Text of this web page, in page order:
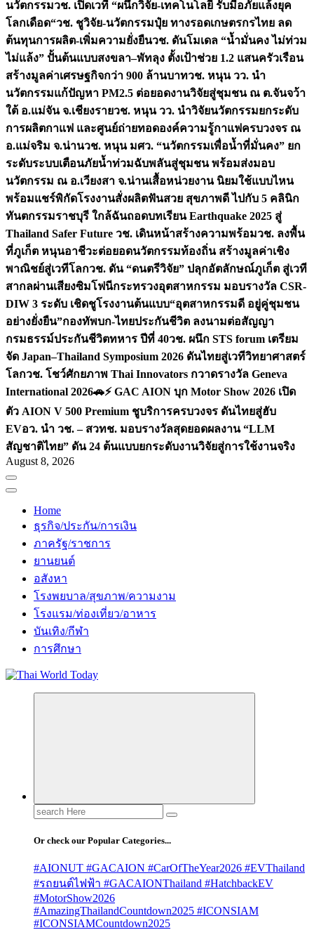
นวัตกรรมวช. เปิดเวที “ผนึกวิจัย-เทคโนโลยี รับมือภัยแล้งยุค
โลกเดือด“วช. ชูวิจัย-นวัตกรรมปุ๋ย ทางรอดเกษตรกรไทย ลด
ต้นทุนการผลิต-เพิ่มความยั่งยืนวช. ดันโมเดล “น้ำมั่นคง ไม่ท่วม
ไม่แล้ง” ปั้นต้นแบบสงขลา–พัทลุง ตั้งเป้าช่วย 1.2 แสนครัวเรือน
สร้างมูลค่าเศรษฐกิจกว่า 900 ล้านบาทวช. หนุน วว. นำ
นวัตกรรมแก้ปัญหา PM2.5 ต่อยอดงานวิจัยสู่ชุมชน ณ ต.จันจว้า
ใต้ อ.แม่จัน จ.เชียงรายวช. หนุน วว. นำวิจัยนวัตกรรมยกระดับ
การผลิตกาแฟ และศูนย์ถ่ายทอดองค์ความรู้กาแฟครบวงจร ณ
อ.แม่จริม จ.น่านวช. หนุน มศว. “นวัตกรรมเพื่อน้ำที่มั่นคง” ยก
ระดับระบบเตือนภัยน้ำท่วมฉับพลันสู่ชุมชน พร้อมส่งมอบ
นวัตกรรม ณ อ.เวียงสา จ.น่านเสื้อหน่วยงาน นิยมใช้แบบไหน
พร้อมแชร์พิกัดโรงงานสั่งผลิตฟันสวย สุขภาพดี ไปกับ 5 คลินิก
ทันตกรรมราชบุรี ใกล้ฉันถอดบทเรียน Earthquake 2025 สู่
Thailand Safer Future วช. เดินหน้าสร้างความพร้อมวช. ลงพื้น
ที่ภูเก็ต หนุนอาชีวะต่อยอดนวัตกรรมท้องถิ่น สร้างมูลค่าเชิง
พาณิชย์สู่เวทีโลกวช. ดัน “ดนตรีวิจัย” ปลุกอัตลักษณ์ภูเก็ต สู่เวที
สากลผ่านเสียงซิมโฟนีกระทรวงอุตสาหกรรม มอบรางวัล CSR-
DIW 3 ระดับ เชิดชูโรงงานต้นแบบ“อุตสาหกรรมดี อยู่คู่ชุมชน
อย่างยั่งยืน”กองทัพบก-ไทยประกันชีวิต ลงนามต่อสัญญา
กรมธรรม์ประกันชีวิตทหาร ปีที่ 40วช. ผนึก STS forum เตรียม
จัด Japan–Thailand Symposium 2026 ดันไทยสู่เวทีวิทยาศาสตร์
โลกวช. โชว์ศักยภาพ Thai Innovators กวาดรางวัล Geneva
International 2026🚗⚡️ GAC AION บุก Motor Show 2026 เปิด
ตัว AION V 500 Premium ชูบริการครบวงจร ดันไทยสู่ฮับ
EVอว. นำ วช. – สวทช. มอบรางวัลสุดยอดผลงาน “LLM
สัญชาติไทย” ดัน 24 ต้นแบบยกระดับงานวิจัยสู่การใช้งานจริง
August 8, 2026
Home
ธุรกิจ/ประกัน/การเงิน
ภาครัฐ/ราชการ
ยานยนต์
อสังหา
โรงพยบาล/สุขภาพ/ความงาม
โรงแรม/ท่องเที่ยว/อาหาร
บันเทิง/กีฬา
การศึกษา
Search
for:
Or check our Popular Categories...
#AIONUT #GACAION #CarOfTheYear2026 #EVThailand
#รถยนต์ไฟฟ้า #GACAIONThailand #HatchbackEV
#MotorShow2026
#AmazingThailandCountdown2025 #ICONSIAM
#ICONSIAMCountdown2025